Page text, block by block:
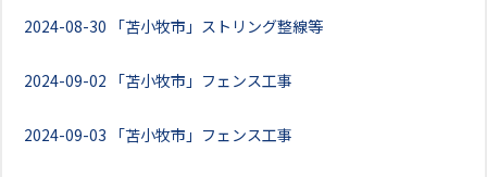
2024-08-30 「苫小牧市」ストリング整線等
2024-09-02 「苫小牧市」フェンス工事
2024-09-03 「苫小牧市」フェンス工事